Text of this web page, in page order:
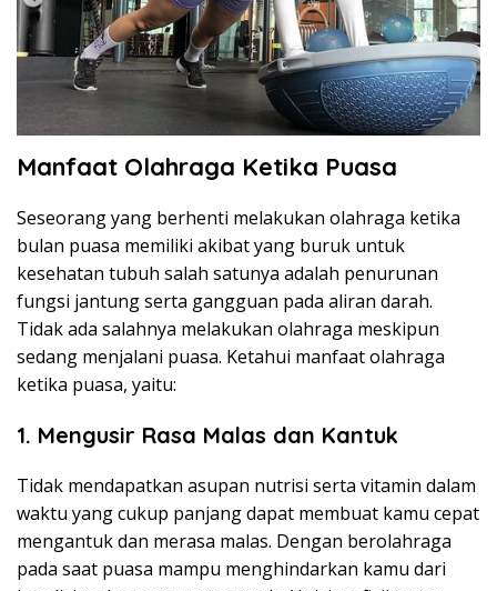
Manfaat Olahraga Ketika Puasa
Seseorang yang berhenti melakukan olahraga ketika
bulan puasa memiliki akibat yang buruk untuk
kesehatan tubuh salah satunya adalah penurunan
fungsi jantung serta gangguan pada aliran darah.
Tidak ada salahnya melakukan olahraga meskipun
sedang menjalani puasa. Ketahui manfaat olahraga
ketika puasa, yaitu:
1. Mengusir Rasa Malas dan Kantuk
Tidak mendapatkan asupan nutrisi serta vitamin dalam
waktu yang cukup panjang dapat membuat kamu cepat
mengantuk dan merasa malas. Dengan berolahraga
pada saat puasa mampu menghindarkan kamu dari